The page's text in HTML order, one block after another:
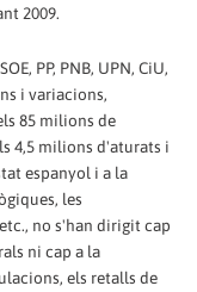
2009.
PP, PNB, UPN, CiU,
i variacions,
85 milions de
4,5 milions d'aturats i
espanyol i a la
les
no s'han dirigit cap
ni cap a la
els retalls de